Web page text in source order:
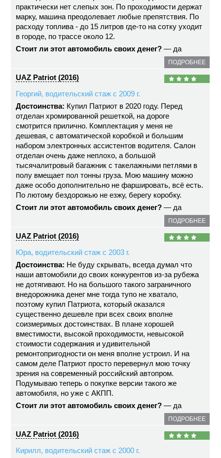
практически нет слепых зон. По проходимости держат
марку, машина преодолевает любые препятствия. По
расходу топлива - до 15 литров где-то на сотку уходит
в городе, по трассе около 12.
Стоит ли этот автомобиль своих денег? — да
ПОДРОБНЕЕ
UAZ Patriot (2016)
Георгий, водительский стаж с 2009 г.
Достоинства: Купил Патриот в 2020 году. Перед
отделан хромированной решеткой, на дороге
смотрится прилично. Комплектация у меня не
дешевая, с автоматической коробкой и большим
набором электронных ассистентов водителя. Салон
отделан очень даже неплохо, а большой
тысячалитровый багажник с такелажными петлями в
полу вмещает пол тонны груза. Мою машину можно
даже особо дополнительно не фаршировать, всё есть.
По лютому бездорожью не езжу, берегу коробку.
Стоит ли этот автомобиль своих денег? — да
ПОДРОБНЕЕ
UAZ Patriot (2016)
Юра, водительский стаж с 2003 г.
Достоинства: Не буду скрывать, всегда думал что
наши автомобили до своих конкурентов из-за рубежа
не дотягивают. Но на большого такого заграничного
внедорожника денег мне тогда тупо не хватало,
поэтому купил Патриота, который оказался
существенно дешевле при всех своих вполне
соизмеримых достоинствах. В плане хорошей
вместимости, высокой проходимости, невысокой
стоимости содержания и удивительной
ремонтопригодности он меня вполне устроил. И на
самом деле Патриот просто перевернул мою точку
зрения на современный российский автопром.
Подумываю теперь о покупке версии такого же
автомобиля, но уже с АКПП.
Стоит ли этот автомобиль своих денег? — да
ПОДРОБНЕЕ
UAZ Patriot (2016)
Кирилл, водительский стаж с 2000 г.